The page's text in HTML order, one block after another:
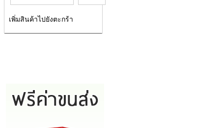
เพิ่มสินค้าไปยังตะกร้า